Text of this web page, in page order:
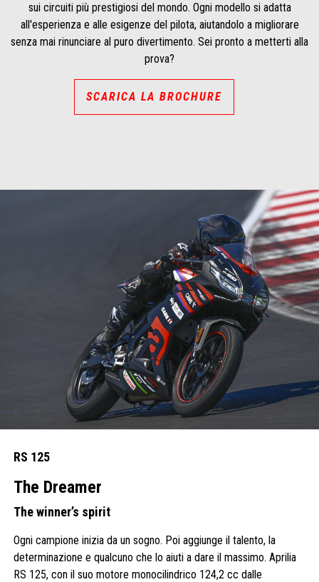
sui circuiti più prestigiosi del mondo. Ogni modello si adatta
all'esperienza e alle esigenze del pilota, aiutandolo a migliorare
senza mai rinunciare al puro divertimento. Sei pronto a metterti alla
prova?
SCARICA LA BROCHURE
RS 125
The Dreamer
The winner’s spirit
Ogni campione inizia da un sogno. Poi aggiunge il talento, la
determinazione e qualcuno che lo aiuti a dare il massimo. Aprilia
RS 125, con il suo motore monocilindrico 124,2 cc dalle